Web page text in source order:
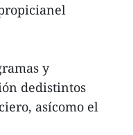
y
dedistintos
asícomo el